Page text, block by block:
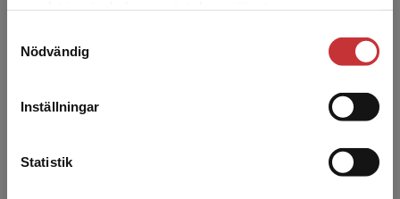
Nödvändig
Inställningar
Statistik
studentlitteratur.se via en enhet utanför Sverige.
Vi erbjuder inte leveranser utanför Sverige. För
att kunna slutföra ett köp måste
Gunnar Nordberg, professor emeritus,
Umeå universitet, Umeå.